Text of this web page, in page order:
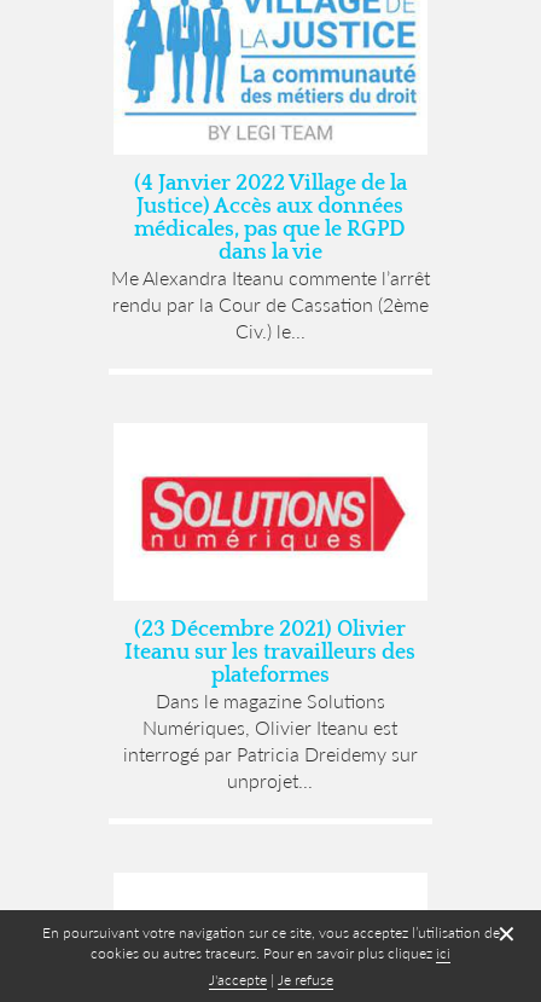
✕
En poursuivant votre navigation sur ce site, vous acceptez l’utilisation de
cookies ou autres traceurs. Pour en savoir plus cliquez ici
J'accepte| Je refuse
(4 Janvier 2022 Village de la
Justice) Accès aux données
médicales, pas que le RGPD
dans la vie
Me Alexandra Iteanu commente l’arrêt
rendu par la Cour de Cassation (2ème
Civ.) le...
(23 Décembre 2021) Olivier
Iteanu sur les travailleurs des
plateformes
Dans le magazine Solutions
Numériques, Olivier Iteanu est
interrogé par Patricia Dreidemy sur
unprojet...